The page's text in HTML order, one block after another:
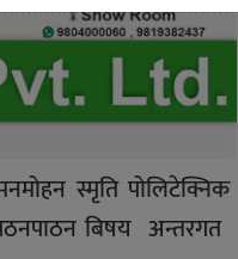
स्मृति पोलिटेक्निक
पठनपाठन बिषय अन्तरगत